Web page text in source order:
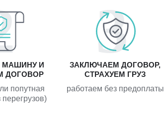
МАШИНУ И
ДОГОВОР
попутная
ЗАКЛЮЧАЕМ ДОГОВОР,
СТРАХУЕМ ГРУЗ
работаем без предоплаты